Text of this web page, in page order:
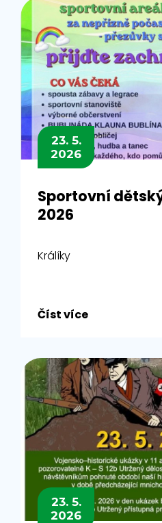
23. 5.
2026
Sportovní
2026
Králíky
Číst více
23. 5.
2026